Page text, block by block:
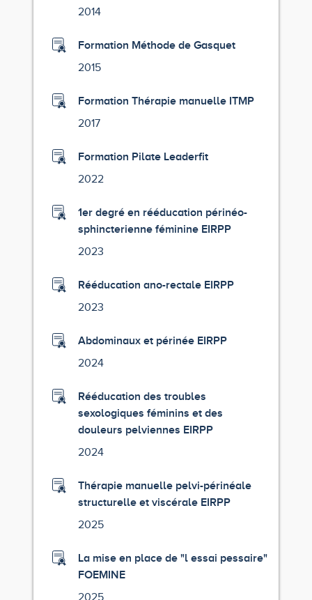
2014
Formation Méthode de Gasquet
2015
Formation Thérapie manuelle ITMP
2017
Formation Pilate Leaderfit
2022
1er degré en rééducation périnéo-
sphincterienne féminine EIRPP
2023
Rééducation ano-rectale EIRPP
2023
Abdominaux et périnée EIRPP
2024
Rééducation des troubles
sexologiques féminins et des
douleurs pelviennes EIRPP
2024
Thérapie manuelle pelvi-périnéale
structurelle et viscérale EIRPP
2025
La mise en place de "l essai pessaire"
FOEMINE
2025